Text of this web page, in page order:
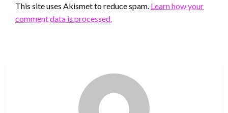
This site uses Akismet to reduce spam. Learn how your
comment data is processed.